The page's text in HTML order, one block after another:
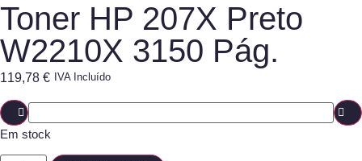
Toner HP 207X Preto
W2210X 3150 Pág.
119,78 € IVA Incluído
Em stock